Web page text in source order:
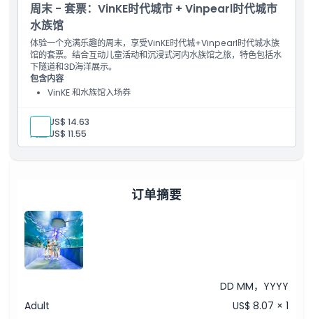
周末 - 套票：VinKE时代城市 + Vinpearl时代城市
水族馆
体验一个充满乐趣的周末，享受VinKE时代城+Vinpearl时代城水族
馆的套票。结合互动儿童活动和沉浸式河内水族馆之旅，特色包括水
下隧道和3D海洋展示。
包含内容
VinKE 和水族馆入场券
成人: US$ 14.63
儿童:US$ 11.55
订单摘要
DD MM，YYYY
Adult
US$ 8.07 × 1